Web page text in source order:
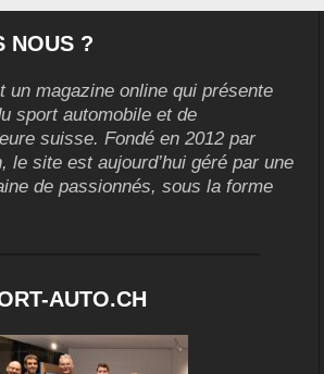
NOUS ?
un magazine online qui présente
sport automobile et de
suisse. Fondé en 2012 par
le site est aujourd’hui géré par une
de passionnés, sous la forme
AUTO.CH